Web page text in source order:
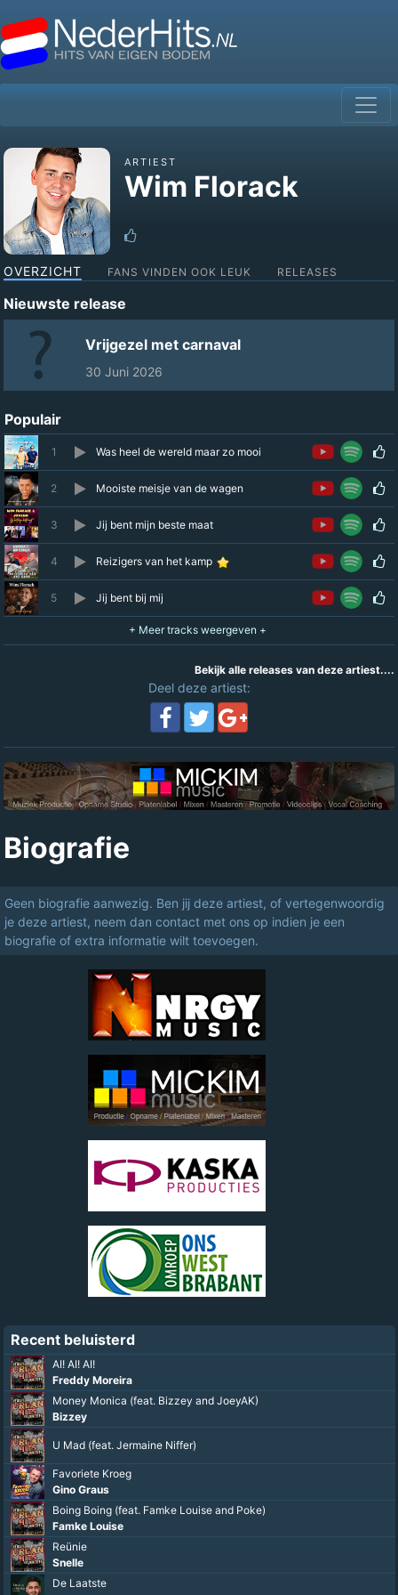
ARTIEST
Wim Florack
OVERZICHT FANS VINDEN OOK LEUK RELEASES
Nieuwste release
Vrijgezel met carnaval
30 Juni 2026
Populair
1 Was heel de wereld maar zo mooi
2 Mooiste meisje van de wagen
3 Jij bent mijn beste maat
4 Reizigers van het kamp
5 Jij bent bij mij
Bekijk alle releases van deze artiest....
Deel deze artiest:
Biografie
Geen biografie aanwezig. Ben jij deze artiest, of vertegenwoordig
je deze artiest, neem dan contact met ons op indien je een
biografie of extra informatie wilt toevoegen.
Recent beluisterd
AI! AI! AI!
Freddy Moreira
Money Monica (feat. Bizzey and JoeyAK)
Bizzey
U Mad (feat. Jermaine Niffer)
Favoriete Kroeg
Gino Graus
Boing Boing (feat. Famke Louise and Poke)
Famke Louise
Reünie
Snelle
De Laatste